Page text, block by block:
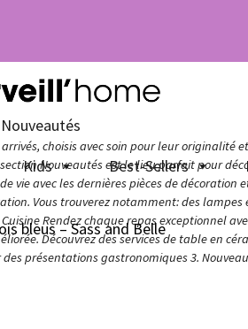
Nouveautés
choisis avec soin pour leur originalité
Nouveautés est le lieu parfait pour
vie avec les dernières pièces de
Vous trouverez notamment: des
Rendez chaque repas exceptionnel
Découvrez des services de table en
présentations gastronomiques 3.
Kids Best-Sellers
bleus – Sass and Belle